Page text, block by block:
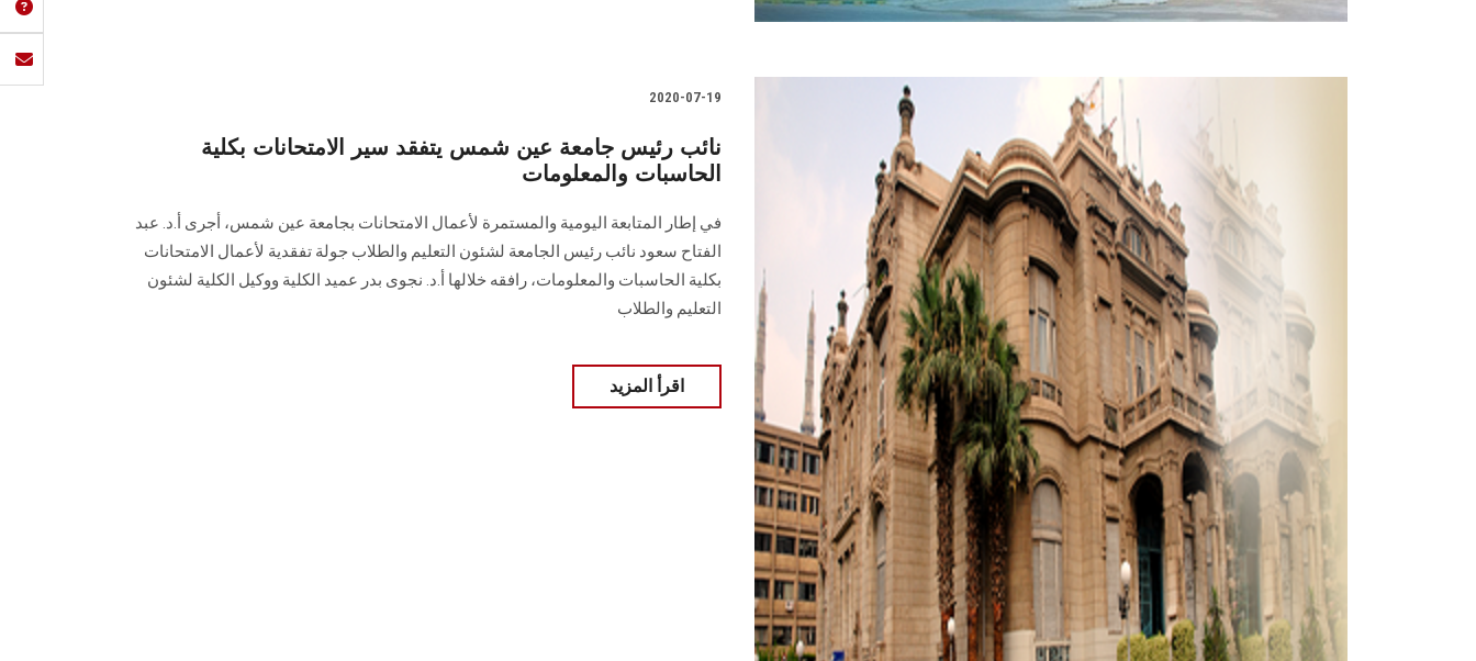
2020-07-19
نائب رئيس جامعة عين شمس يتفقد سير الامتحانات بكلية
الحاسبات والمعلومات
في إطار المتابعة اليومية والمستمرة لأعمال الامتحانات بجامعة عين شمس، أجرى أ.د. عبد
الفتاح سعود نائب رئيس الجامعة لشئون التعليم والطلاب جولة تفقدية لأعمال الامتحانات
بكلية الحاسبات والمعلومات، رافقه خلالها أ.د. نجوى بدر عميد الكلية ووكيل الكلية لشئون
التعليم والطلاب
اقرأ المزيد